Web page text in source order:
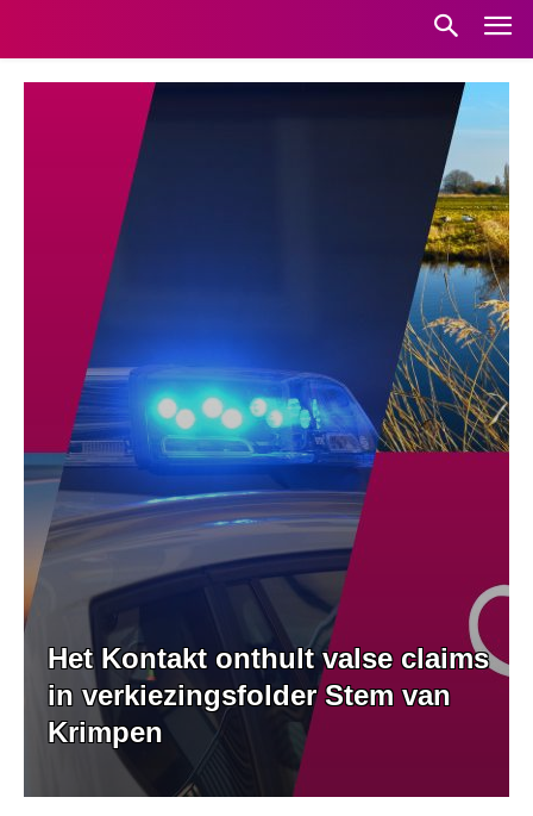
Het Kontakt onthult valse claims
in verkiezingsfolder Stem van
Krimpen